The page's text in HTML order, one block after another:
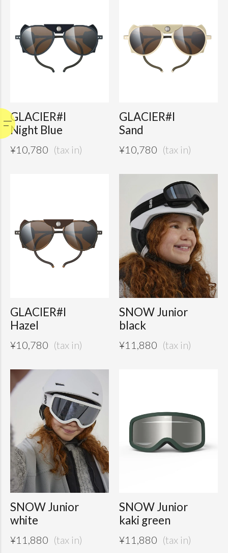
GLACIER#I
Night Blue
¥10,780
GLACIER#I
Sand
¥10,780
GLACIER#I
Hazel
¥10,780
SNOW Junior
black
¥11,880
SNOW Junior
white
¥11,880
SNOW Junior
kaki green
¥11,880